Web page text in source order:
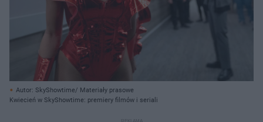
Autor: SkyShowtime/ Materiały prasowe
Kwiecień w SkyShowtime: premiery filmów i seriali